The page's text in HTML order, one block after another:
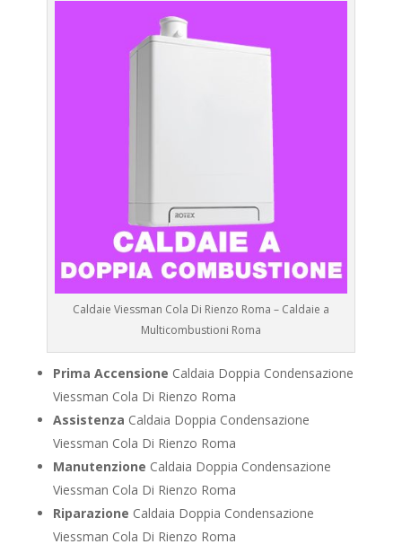
Caldaie Viessman Cola Di Rienzo Roma – Caldaie a
Multicombustioni Roma
Prima Accensione Caldaia Doppia Condensazione
Viessman Cola Di Rienzo Roma
Assistenza Caldaia Doppia Condensazione
Viessman Cola Di Rienzo Roma
Manutenzione Caldaia Doppia Condensazione
Viessman Cola Di Rienzo Roma
Riparazione Caldaia Doppia Condensazione
Viessman Cola Di Rienzo Roma